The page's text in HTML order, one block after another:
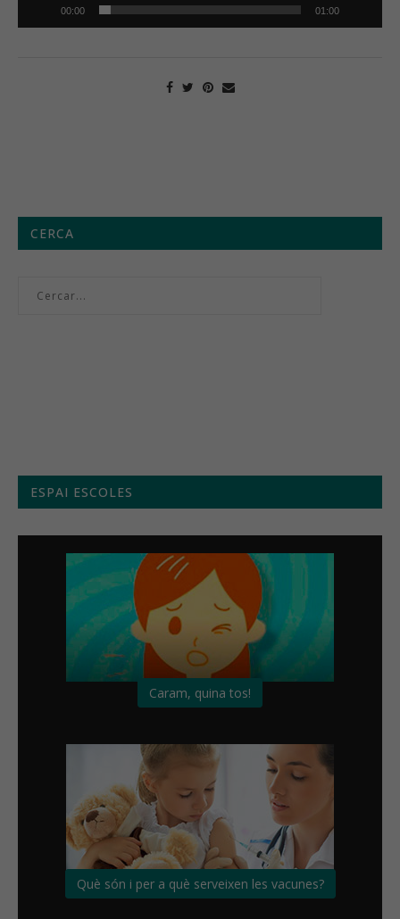
00:00 01:00
CERCA
ESPAI ESCOLES
Caram, quina tos!
Què són i per a què serveixen les vacunes?